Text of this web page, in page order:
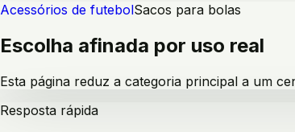
Acessórios de futebolSacos para bolas
Escolha afinada por uso real
Esta página reduz a categoria principal a um
Resposta rápida